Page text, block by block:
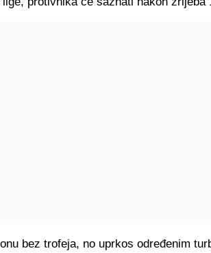
bez trofeja, no uprkos određenim